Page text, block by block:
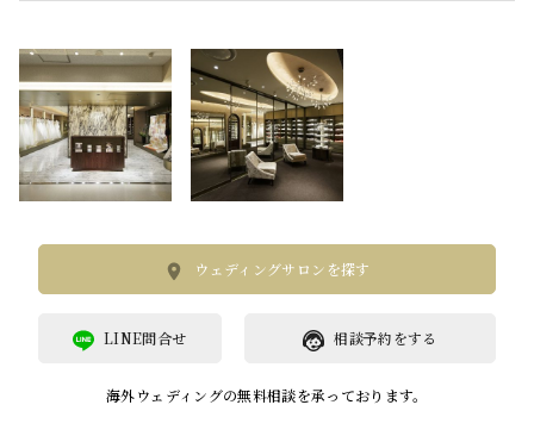
ウェディングサロンを探す
相談予約をする
LINE問合せ
海外ウェディングの無料相談を承っております。